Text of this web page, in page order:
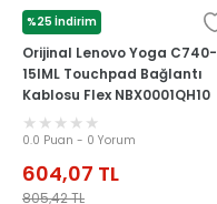
%25 İndirim
LENOVO
Orijinal Lenovo Yoga C740-
15IML Touchpad Bağlantı
Kablosu Flex NBX0001QH10
0.0 Puan - 0 Yorum
604,07 TL
805,42TL